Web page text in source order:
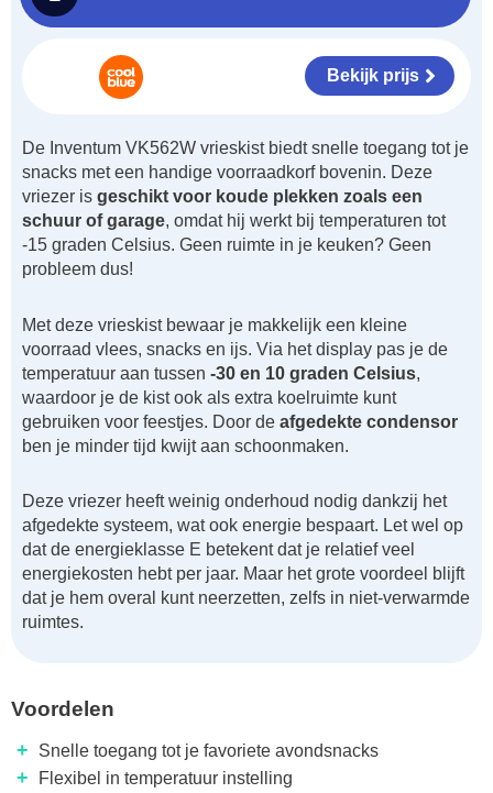
Bekijk prijs
De Inventum VK562W vrieskist biedt snelle toegang tot je
snacks met een handige voorraadkorf bovenin. Deze
vriezer is geschikt voor koude plekken zoals een
schuur of garage, omdat hij werkt bij temperaturen tot
-15 graden Celsius. Geen ruimte in je keuken? Geen
probleem dus!
Met deze vrieskist bewaar je makkelijk een kleine
voorraad vlees, snacks en ijs. Via het display pas je de
temperatuur aan tussen -30 en 10 graden Celsius,
waardoor je de kist ook als extra koelruimte kunt
gebruiken voor feestjes. Door de afgedekte condensor
ben je minder tijd kwijt aan schoonmaken.
Deze vriezer heeft weinig onderhoud nodig dankzij het
afgedekte systeem, wat ook energie bespaart. Let wel op
dat de energieklasse E betekent dat je relatief veel
energiekosten hebt per jaar. Maar het grote voordeel blijft
dat je hem overal kunt neerzetten, zelfs in niet-verwarmde
ruimtes.
Voordelen
+ Snelle toegang tot je favoriete avondsnacks
+ Flexibel in temperatuur instelling